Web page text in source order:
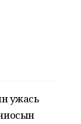
ужась